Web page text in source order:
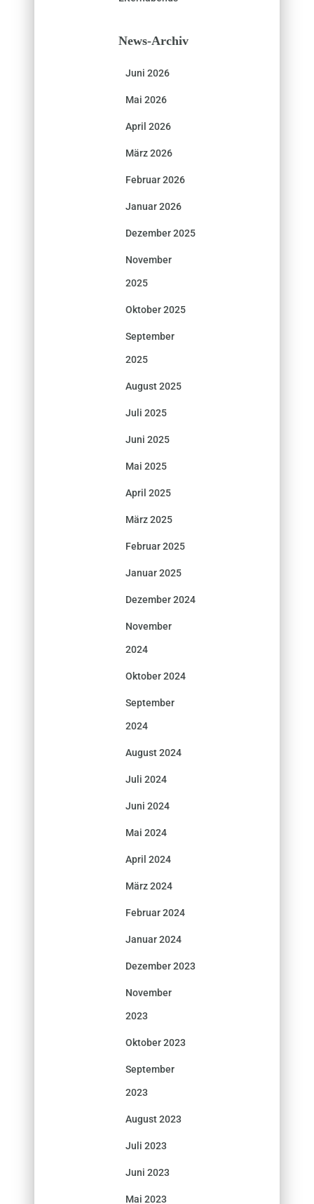
News-Archiv
Juni 2026
Mai 2026
April 2026
März 2026
Februar 2026
Januar 2026
Dezember 2025
November
2025
Oktober 2025
September
2025
August 2025
Juli 2025
Juni 2025
Mai 2025
April 2025
März 2025
Februar 2025
Januar 2025
Dezember 2024
November
2024
Oktober 2024
September
2024
August 2024
Juli 2024
Juni 2024
Mai 2024
April 2024
März 2024
Februar 2024
Januar 2024
Dezember 2023
November
2023
Oktober 2023
September
2023
August 2023
Juli 2023
Juni 2023
Mai 2023